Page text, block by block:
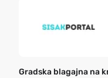
Gradska blagajna na